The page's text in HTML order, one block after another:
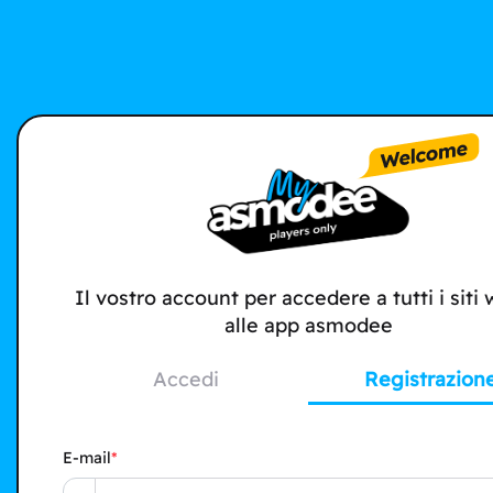
Il vostro account per accedere a tutti i siti
alle app asmodee
Accedi
E-mail